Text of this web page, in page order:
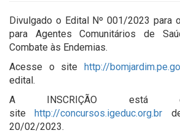
Divulgado o Edital Nº 001/2023 para
para Agentes Comunitários de
Combate às Endemias.
Acesse o site http://
edital.
A INSCRIÇÃO está
sitehttp://concursos.igeduc.org.br
20/02/2023.